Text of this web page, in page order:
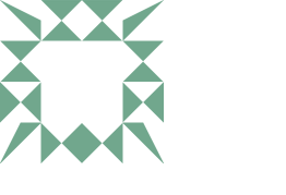
treści